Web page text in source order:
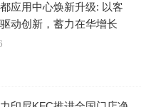
太直白，比如有人问
应用中心焕新升级: 以客
动创新，蓄力在华增长